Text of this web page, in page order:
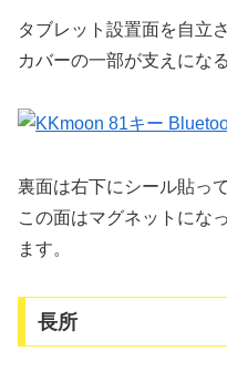
タブレット設置面を自立
カバーの一部が支えにな
裏面は右下にシール貼っ
この面はマグネットにな
ます。
長所